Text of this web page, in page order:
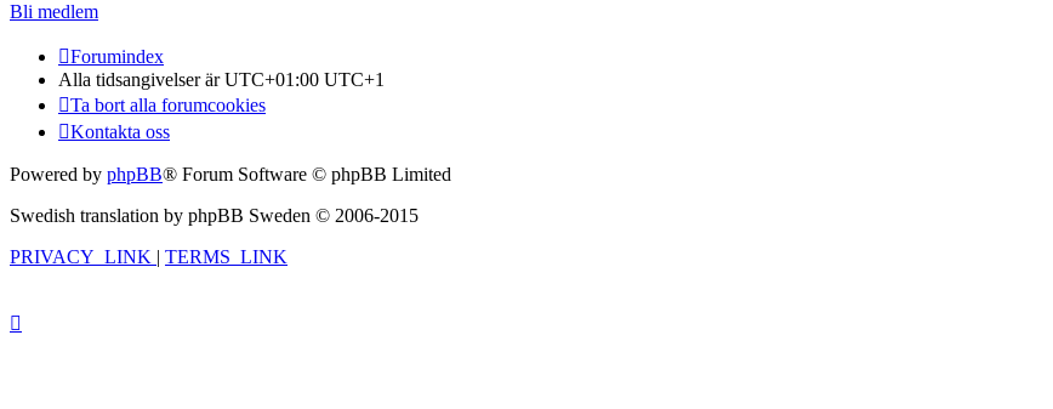
Bli medlem
Forumindex
Alla tidsangivelser är UTC+01:00 UTC+1
Ta bort alla forumcookies
Kontakta oss
Powered by phpBB® Forum Software © phpBB Limited
Swedish translation by phpBB Sweden © 2006-2015
PRIVACY_LINK | TERMS_LINK